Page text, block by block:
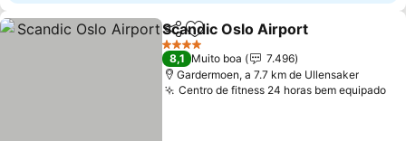
PartilharAdicionar aos favoritos
Scandic Oslo Airport
4 Estrelas
8,1 Muito boa
7.496
Gardermoen, a 7.7 km de Ullensaker
Centro de fitness 24 horas bem equipado